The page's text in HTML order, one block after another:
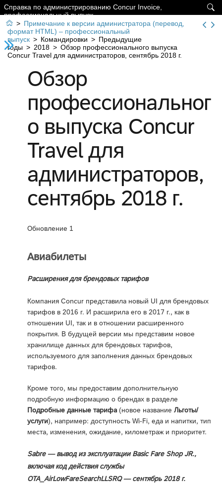

Справка по администрированию Concur Invoice,
профессиональный выпуск
 > Примечание к версии администратора (перевод,
формат HTML) – профессиональный
выпуск > Командировки > Предыдущие
годы > 2018 > Обзор профессионального выпуска
Concur Travel для администраторов, сентябрь 2018 г.
Обзор
профессиональног
о выпуска Concur
Travel для
администраторов,
сентябрь 2018 г.
Обновление 1
Авиабилеты
Расширения для брендовых тарифов
Компания Concur представила новый UI для брендовых
тарифов в 2016 г. И расширила его в 2017 г., как в
отношении UI, так и в отношении расширенного
покрытия. В будущей версии мы представим новое
хранилище данных для брендовых тарифов,
используемого для заполнения данных брендовых
тарифов.
Кроме того, мы предоставим дополнительную
подробную информацию о брендах в разделе
Подробные данные тарифа (новое название Льготы/
услуги), например: доступность Wi-Fi, еда и напитки, тип
места, изменения, ожидание, километраж и приоритет.
Sabre — вывод из эксплуатации Basic Fare Shop JR.,
включая код действия службы
OTA_AirLowFareSearchLLSRQ — сентябрь 2018 г.